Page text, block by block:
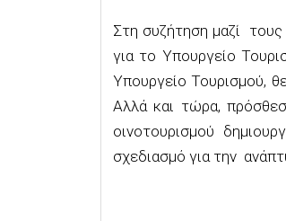
Στη συζήτηση μαζί
για το Υπουργείο
Υπουργείο Τουρισμού,
Αλλά και τώρα,
οινοτουρισμού
σχεδιασμό για την